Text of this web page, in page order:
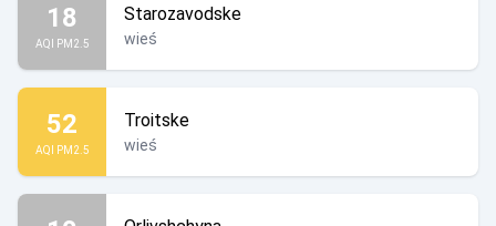
18
AQI PM2.5
Starozavodske
wieś
52
AQI PM2.5
Troitske
wieś